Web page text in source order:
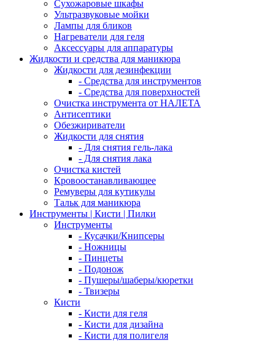
Сухожаровые шкафы
Ультразвуковые мойки
Лампы для бликов
Нагреватели для геля
Аксессуары для аппаратуры
Жидкости и средства для маникюра
Жидкости для дезинфекции
- Средства для инструментов
- Средства для поверхностей
Очистка инструмента от НАЛЕТА
Антисептики
Обезжириватели
Жидкости для снятия
- Для снятия гель-лака
- Для снятия лака
Очистка кистей
Кровоостанавливающее
Ремуверы для кутикулы
Тальк для маникюра
Инструменты | Кисти | Пилки
Инструменты
- Кусачки/Книпсеры
- Ножницы
- Пинцеты
- Подонож
- Пушеры/шаберы/кюретки
- Твизеры
Кисти
- Кисти для геля
- Кисти для дизайна
- Кисти для полигеля